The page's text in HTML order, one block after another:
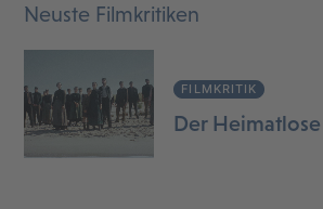
Neuste Filmkritiken
FILMKRITIK
Der Heimatlose